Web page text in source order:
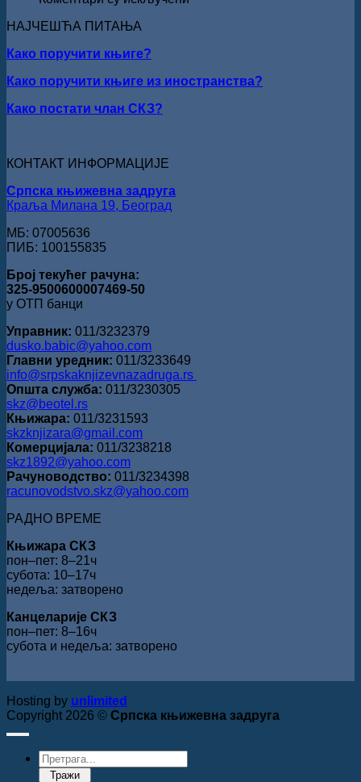
поезију
БОГОМ:
НАЈЧЕШЋА ПИТАЊА
Како поручити књиге?
Како поручити књиге из иностранства?
Како постати члан СКЗ?
КОНТАКТ ИНФОРМАЦИЈЕ
Српска књижевна задруга
Краља Милана 19, Београд
МБ: 07005636
ПИБ: 100155835
Број текућег рачуна:
325-9500600007469-50
у ОТП банци
Управник: 011/3232379
dusko.babic@yahoo.com
Главни уредник: 011/3233649
info@srpskaknjizevnazadruga.rs
Општа служба: 011/3230305
skz@beotel.rs
Књижара: 011/3231593
skzknjizara@gmail.com
Комерцијала: 011/3238218
skz1892@yahoo.com
Рачуноводство: 011/3234398
racunovodstvo.skz@yahoo.com
РАДНО ВРЕМЕ
Књижара СКЗ
пон‒пет: 8‒21ч
субота: 10‒17ч
недеља: затворено
Канцеларије СКЗ
пон‒пет: 8‒16ч
субота и недеља: затворено
Hosting by unlimited
Copyright 2026 © Српска књижевна задруга
Products
search
Тражи